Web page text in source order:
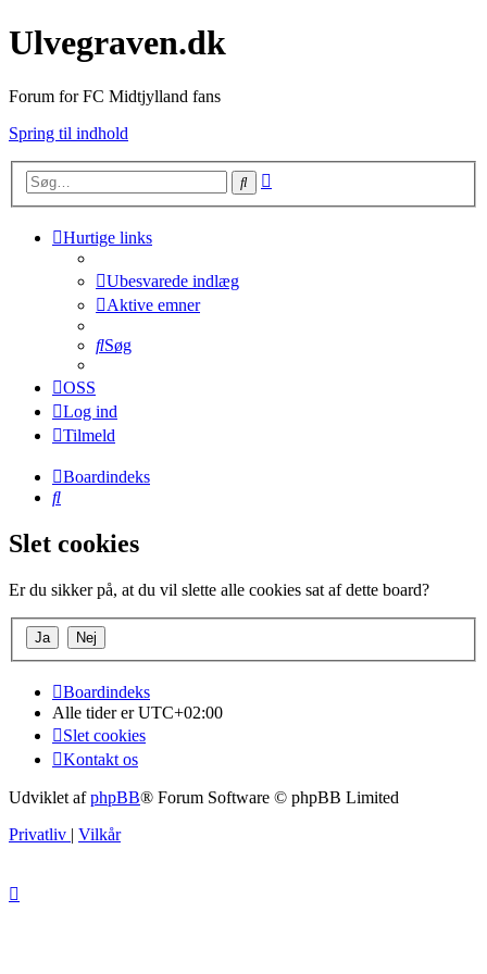
Ulvegraven.dk
Forum for FC Midtjylland fans
Spring til indhold
Søg
Hurtige links
Ubesvarede indlæg
Aktive emner
Søg
OSS
Log ind
Tilmeld
Boardindeks
Søg
Slet cookies
Er du sikker på, at du vil slette alle cookies sat af dette board?
Boardindeks
Alle tider erUTC+02:00
Slet cookies
Kontakt os
Udviklet afphpBB® Forum Software © phpBB Limited
Privatliv | Vilkår